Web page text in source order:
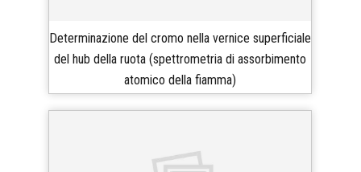
Determinazione del cromo nella vernice superficiale
del hub della ruota (spettrometria di assorbimento
atomico della fiamma)